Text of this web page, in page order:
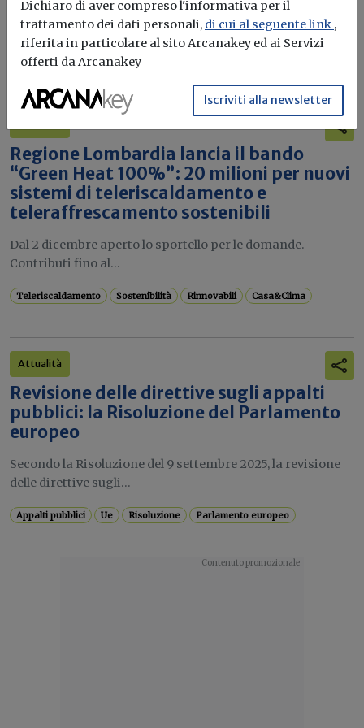
Un nuovo modello predittivo di ENEA basato su reti neurali
migliora la...
Teleriscaldamento
Regione Lombardia lancia il bando
“Green Heat 100%”: 20 milioni per nuovi
sistemi di teleriscaldamento e
teleraffrescamento sostenibili
Dal 2 dicembre aperto lo sportello per le domande.
Contributi fino al...
Teleriscaldamento Sostenibilità Rinnovabili Casa&Clima
Attualità
Revisione delle direttive sugli appalti
pubblici: la Risoluzione del Parlamento
europeo
Secondo la Risoluzione del 9 settembre 2025, la revisione
delle direttive sugli...
Appalti pubblici Ue Risoluzione Parlamento europeo
Dichiaro di aver compreso l'informativa per il
trattamento dei dati personali, di cui al seguente link ,
riferita in particolare al sito Arcanakey ed ai Servizi
offerti da Arcanakey
Iscriviti alla newsletter